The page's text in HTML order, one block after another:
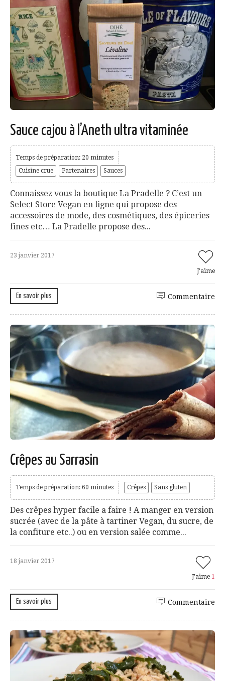
Sauce cajou à l’Aneth ultra vitaminée
Temps de préparation: 20 minutes
Cuisine crue
Partenaires Sauces
Connaissez vous la boutique La Pradelle ? C’est un
Select Store Vegan en ligne qui propose des
accessoires de mode, des cosmétiques, des épiceries
fines etc… La Pradelle propose des...
23 janvier 2017
J'aime
En savoir plus Commentaire
Crêpes au Sarrasin
Temps de préparation: 60 minutes Crêpes Sans gluten
Des crêpes hyper facile a faire ! A manger en version
sucrée (avec de la pâte à tartiner Vegan, du sucre, de
la confiture etc..) ou en version salée comme...
18 janvier 2017
J'aime 1
En savoir plus Commentaire